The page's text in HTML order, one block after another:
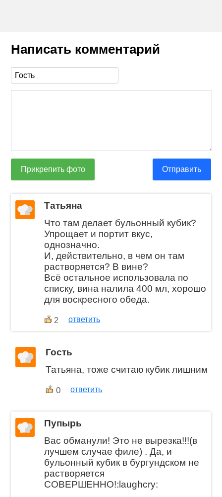
Написать комментарий
Прикрепить фото Отправить
Татьяна
Что там делает бульонный кубик?
Упрощает и портит вкус,
однозначно.
И, действительно, в чем он там
растворяется? В вине?
Всё остальное использовала по
списку, вина налила 400 мл, хорошо
для воскресного обеда.
2 ответить
Гость
Татьяна, тоже считаю кубик лишним
0 ответить
Пупырь
Вас обманули! Это не вырезка!!!(в
лучшем случае филе) . Да, и
бульонный кубик в бургундском не
растворяется
СОВЕРШЕННО!:laughcry: